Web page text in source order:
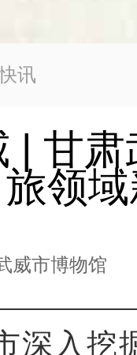
讯
| 甘
旅领
威市博物馆
深入挖